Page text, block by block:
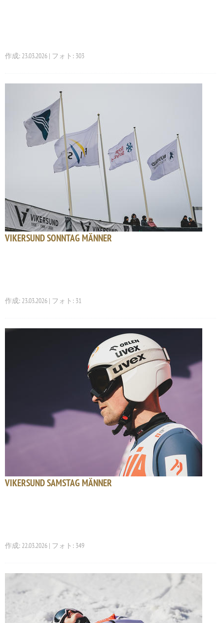
作成: 23.03.2026 | フォト: 303
VIKERSUND SONNTAG MÄNNER
作成: 23.03.2026 | フォト: 31
VIKERSUND SAMSTAG MÄNNER
作成: 22.03.2026 | フォト: 349